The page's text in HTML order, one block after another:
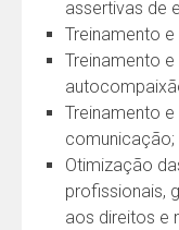
assertivas de
Treinamento
Treinamento
Treinamento
comunicação;
Otimização
profissionais,
aos direitos e